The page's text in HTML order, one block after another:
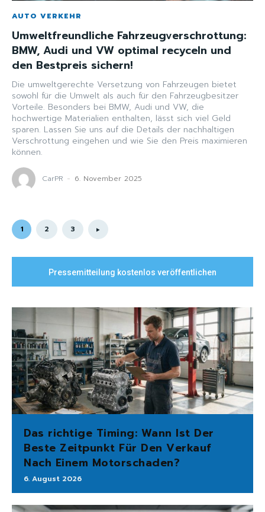
AUTO VERKEHR
Umweltfreundliche Fahrzeugverschrottung:
BMW, Audi und VW optimal recyceln und
den Bestpreis sichern!
Die umweltgerechte Versetzung von Fahrzeugen bietet
sowohl für die Umwelt als auch für den Fahrzeugbesitzer
Vorteile. Besonders bei BMW, Audi und VW, die
hochwertige Materialien enthalten, lässt sich viel Geld
sparen. Lassen Sie uns auf die Details der nachhaltigen
Verschrottung eingehen und wie Sie den Preis maximieren
können.
CarPR - 6. November 2025
1 2 3
Pressemitteilung kostenlos veröffentlichen
Das richtige Timing: Wann Ist Der
Beste Zeitpunkt Für Den Verkauf
Nach Einem Motorschaden?
6. August 2026